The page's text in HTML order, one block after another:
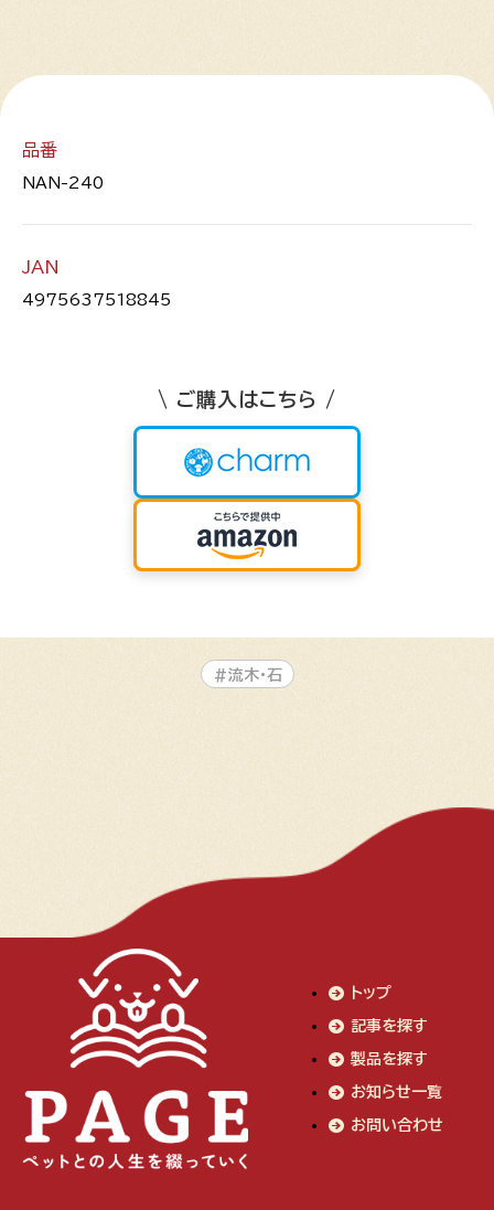
品番
NAN-240
JAN
4975637518845
\ ご購入はこちら /
#流木・石
トップ
記事を探す
製品を探す
お知らせ一覧
お問い合わせ